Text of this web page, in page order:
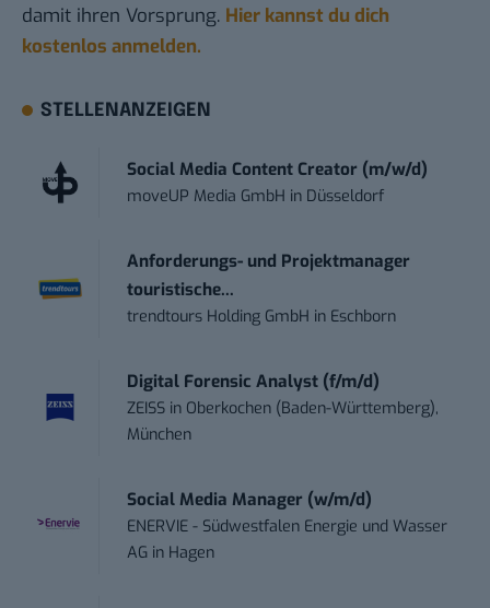
damit ihren Vorsprung. Hier kannst du dich
kostenlos anmelden.
STELLENANZEIGEN
Social Media Content Creator (m/w/d)
moveUP Media GmbH in Düsseldorf
Anforderungs- und Projektmanager
touristische...
trendtours Holding GmbH in Eschborn
Digital Forensic Analyst (f/m/d)
ZEISS in Oberkochen (Baden-Württemberg),
München
Social Media Manager (w/m/d)
ENERVIE - Südwestfalen Energie und Wasser
AG in Hagen